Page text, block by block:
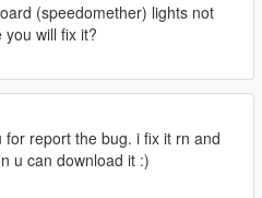
(speedomether) lights not
will fix it?
for report the bug. i fix it rn and
u can download it :)